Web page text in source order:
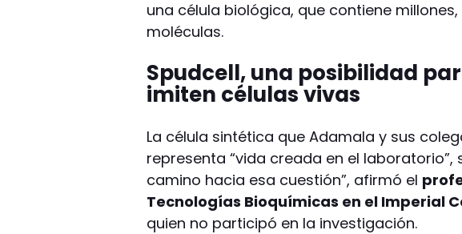
una célula biológica, que contiene
moléculas.
Spudcell, una posibilidad
imiten células vivas
La célula sintética que Adamala y sus
representa “vida creada en el laboratorio”,
camino hacia esa cuestión”, afirmó el
Tecnologías Bioquímicas en el Imperial
quien no participó en la investigación.